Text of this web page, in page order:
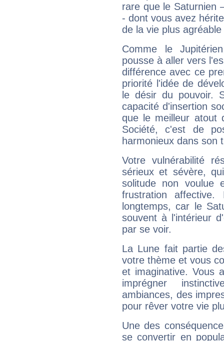
rare que le Saturnien
- dont vous avez
de la vie plus
Comme le
pousse à aller vers
différence avec ce
priorité l'idée de
le désir du pouvoir.
capacité d'insertion
que le meilleur atout
Société, c'est de
harmonieux dans son
Votre vulnérabilité
sérieux et sévère,
solitude non voulue
frustration
longtemps, car le
souvent à l'intérieur
par se voir.
La Lune fait partie
votre thème et vous
et imaginative. Vous
imprégner
ambiances, des
pour rêver votre vie
Une des
se convertir en